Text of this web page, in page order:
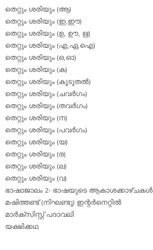
തെറ്റും ശരിയും (ആ)
തെറ്റും ശരിയും (ഇ,ഈ)
തെറ്റും ശരിയും (ഉ, ഊ, ഋ)
തെറ്റും ശരിയും (എ,ഏ,ഐ)
തെറ്റും ശരിയും (ഒ,ഓ)
തെറ്റും ശരിയും (ക)
തെറ്റും ശരിയും (കൂടുതല്‍)
തെറ്റും ശരിയും (ചവര്‍ഗം)
തെറ്റും ശരിയും (തവര്‍ഗം)
തെറ്റും ശരിയും (ന)
തെറ്റും ശരിയും (പവര്‍ഗം)
തെറ്റും ശരിയും (യ)
തെറ്റും ശരിയും (ര)
തെറ്റും ശരിയും (ല)
തെറ്റും ശരിയും (വ)
ഭാഷാജാലം 2- ഭാഷയുടെ ആകാശക്കാഴ്ചകള്‍
മഷിത്തണ്ട് (നിഘണ്ടു) ഇന്റര്‍നെറ്റില്‍
മാര്‍ക്‌സിസ്റ്റ് പദാവലി
യക്ഷിക്കഥ